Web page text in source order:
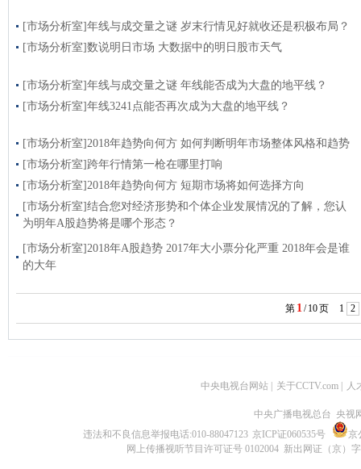
[市场分析室]年线与成交量之谜 岁末行情见好就收还是积极布局？
[市场分析室]数说明日市场 大数据中的明日股市天气
[市场分析室]年线与成交量之谜 年线能否成为大盘的地平线？
[市场分析室]年线3241点能否再次成为大盘的地平线？
[市场分析室]2018年趋势向何方 如何判断明年市场整体风格和趋势
[市场分析室]跨年行情第一枪在哪里打响
[市场分析室]2018年趋势向何方 短期市场将如何选择方向
[市场分析室]结合您对经济形势和个体企业发展情况的了解，您认
为明年A股趋势将是哪个形态？
[市场分析室]2018年A股趋势 2017年大小票分化严重 2018年会是谁
的大年
第 1 / 10页 1 2
中央电视台网站 关于CCTV.com 人
中央广播电视总台 央视
违法和不良信息举报电话:010-88047123 京ICP证060535号
京
网上传播视听节目许可证号 0102004 新出网证（京）